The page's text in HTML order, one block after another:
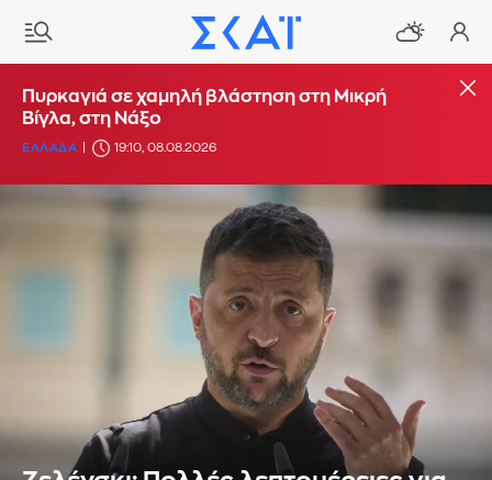
Πυρκαγιά σε χαμηλή βλάστηση στη Μικρή
Βίγλα, στη Νάξο
ΕΛΛΑΔΑ 19:10, 08.08.2026